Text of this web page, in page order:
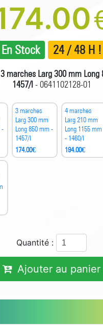
En Stock 24 / 48 H !
3 marches Larg 300 mm Long
1457/I - 0641102128-01
-
3 marches
Larg 300 mm
Long 850 mm -
1457/I
174.00€
4 marches
Larg 210 mm
Long 1155 mm
- 1460/I
194.00€
Quantité :
Ajouter au panier